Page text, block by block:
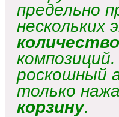
предельно
нескольких
роскошный
только
корзину.